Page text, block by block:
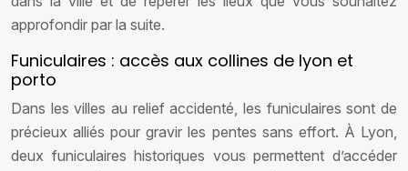
approfondir par la suite.
Funiculaires : accès aux collines de lyon et
porto
Dans les villes au relief accidenté, les funiculaires sont de
précieux alliés pour gravir les pentes sans effort. À Lyon,
deux funiculaires historiques vous permettent d’accéder